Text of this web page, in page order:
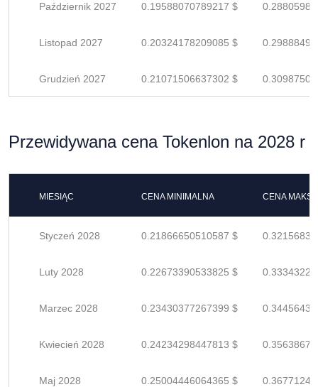
Październik 2027 0.19588070789217 $
Listopad 2027 0.20324178209085 $
Grudzień 2027 0.21071506637302 $
Przewidywana cena Tokenlon na 2028 r
MIESIĄC CENA MINIMALNA CENA
Styczeń 2028 0.21866650510587 $
Luty 2028 0.22673390533825 $
Marzec 2028 0.23430377267399 $
Kwiecień 2028 0.24234298447813 $
Maj 2028 0.25004446064365 $